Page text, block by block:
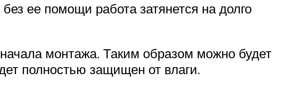
ее помощи работа затянется на долго
монтажа. Таким образом можно будет
полностью защищен от влаги.